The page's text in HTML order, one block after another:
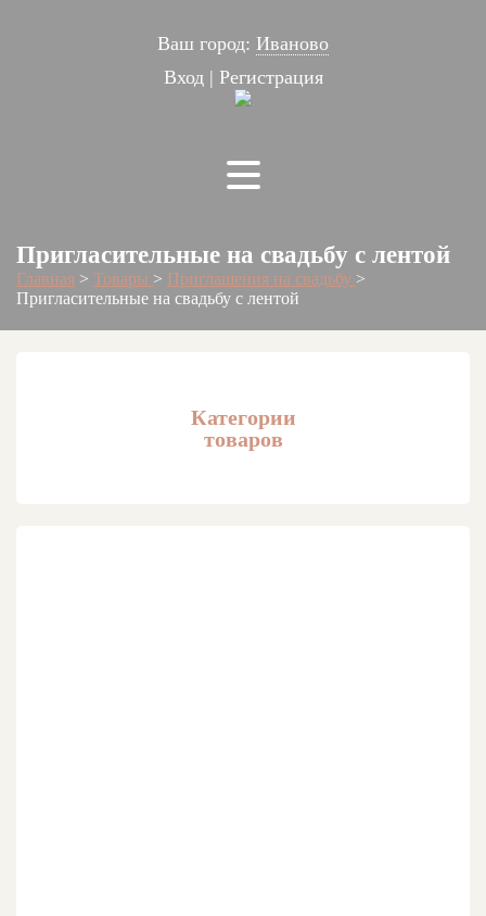
Ваш город: Иваново
Вход| Регистрация
Пригласительные на свадьбу с лентой
Главная > Товары > Приглашения на свадьбу >
Пригласительные на свадьбу с лентой
Категории
товаров